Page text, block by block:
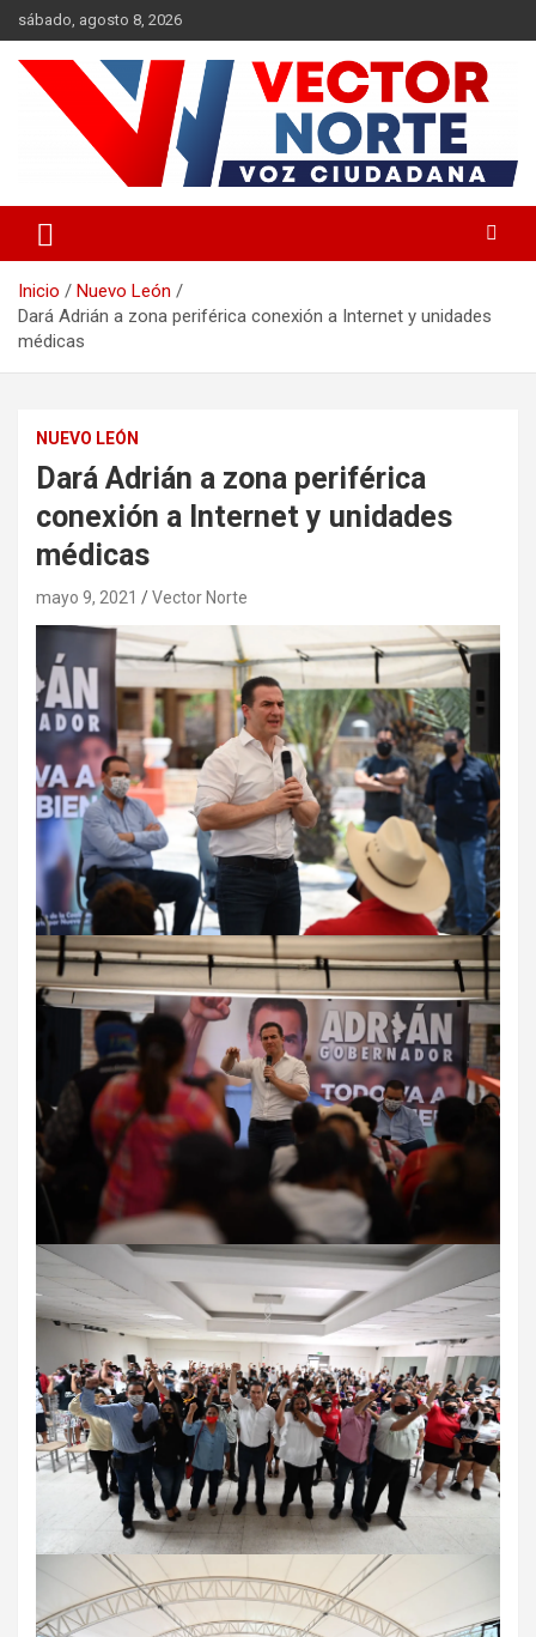
Saltar
al
contenido
sábado, agosto 8, 2026
Vector Norte
Inicio
Nuevo León
Dará Adrián a zona periférica conexión a Internet y unidades
médicas
NUEVO LEÓN
Dará Adrián a zona periférica
conexión a Internet y unidades
médicas
mayo 9, 2021 Vector Norte